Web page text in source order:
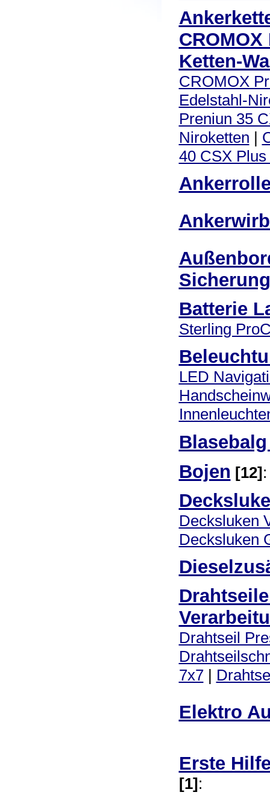
Ketten-
CROMOX
Edelstahl-
Preniun 35
Niroketten |
40 CSX
Sicherung
Batterie
Sterling
LED
Bojen [12]:
Decksluken
Decksluken
Drahtseil
7x7|
Elektro
Erste
[1]: